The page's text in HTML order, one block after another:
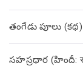
తంగేడు పూలు (క‌థ‌)
సహస్రధార (హిందీ: